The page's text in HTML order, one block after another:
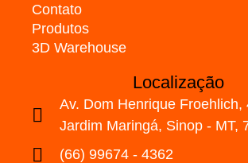
Contato
Produtos
3D Warehouse
Localização
Av. Dom Henrique Froehlich,
Jardim Maringá, Sinop - MT,
(66) 99674 - 4362